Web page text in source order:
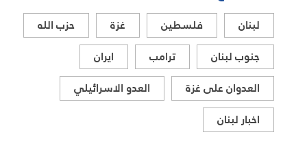
لبنان فلسطين غزة
حزب الله
جنوب لبنان
ترامب
ايران
العدوان على غزة
العدو الاسرائيلي
اخبار لبنان